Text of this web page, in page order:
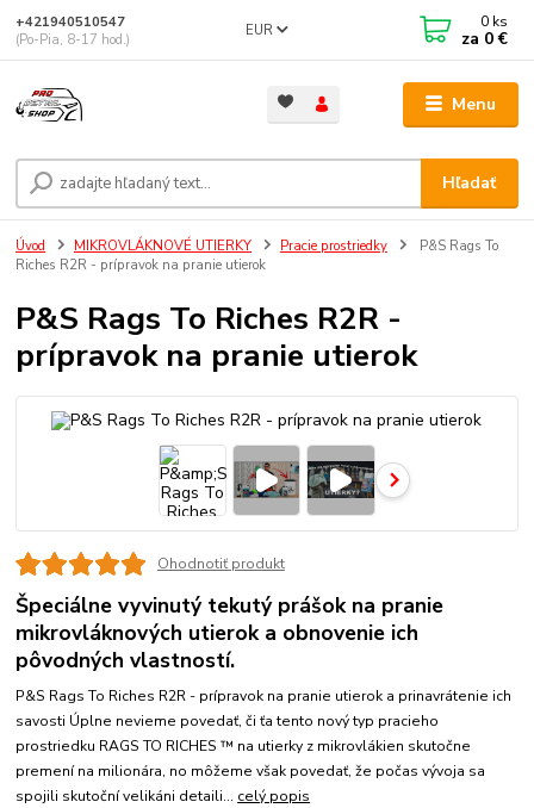
Menu
EUR
Hľadať
+421940510547
(Po-Pia, 8-17 hod.)
0 ks
za 0 €
Úvod MIKROVLÁKNOVÉ UTIERKY Pracie prostriedky
P&S Rags To
Riches R2R - prípravok na pranie utierok
P&S Rags To Riches R2R -
prípravok na pranie utierok
Ohodnotiť produkt
Špeciálne vyvinutý tekutý prášok na pranie
mikrovláknových utierok a obnovenie ich
pôvodných vlastností.
P&S Rags To Riches R2R - prípravok na pranie utierok a prinavrátenie ich
savosti Úplne nevieme povedať, či ťa tento nový typ pracieho
prostriedku RAGS TO RICHES ™ na utierky z mikrovlákien skutočne
premení na milionára, no môžeme však povedať, že počas vývoja sa
spojili skutoční velikáni detaili... celý popis